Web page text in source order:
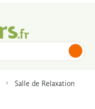
Salle de Relaxation